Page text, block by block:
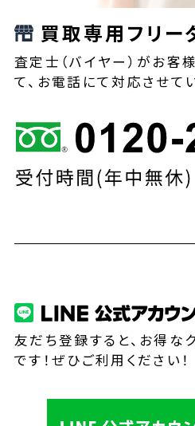
買取専用フリー
査定士（バイヤー）がお客
て、お電話にて対応させて
友だち登録すると、お得な
です！ぜひご利用ください！